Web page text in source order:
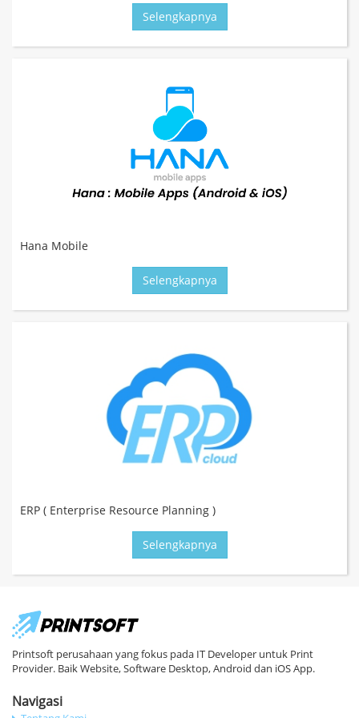
Selengkapnya
Hana Mobile
Selengkapnya
ERP ( Enterprise Resource Planning )
Selengkapnya
Printsoft perusahaan yang fokus pada IT Developer untuk Print
Provider. Baik Website, Software Desktop, Android dan iOS App.
Navigasi